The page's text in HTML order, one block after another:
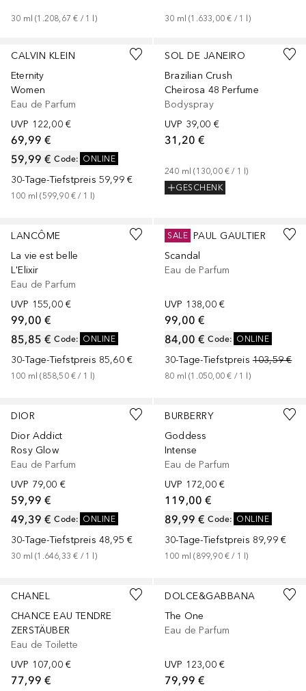
30 ml (1.208,67 € / 1 l) 30 ml (1.633,00 € / 1 l)
CALVIN KLEIN
Eternity
Women
Eau de Parfum
UVP 122,00 €
69,99 €
Code: ONLINE
59,99 €
30-Tage-Tiefstpreis 59,99 €
100 ml (599,90 € / 1 l)
2Größen
SOL DE JANEIRO
Brazilian Crush
Cheirosa 48 Perfume
Bodyspray
UVP 39,00 €
31,20 €
240 ml (130,00 € / 1 l)
GESCHENK
1Größe
LANCÔME
La vie est belle
L'Elixir
Eau de Parfum
UVP 155,00 €
99,00 €
Code: ONLINE
85,85 €
30-Tage-Tiefstpreis 85,60 €
100 ml (858,50 € / 1 l)
Größen
JEAN PAUL GAULTIER
Scandal
Eau de Parfum
UVP 138,00 €
99,00 €
Code: ONLINE
84,00 €
30-Tage-Tiefstpreis 103,59 €
80 ml (1.050,00 € / 1 l)
SALE
DIOR
Dior Addict
Rosy Glow
Eau de Parfum
UVP 79,00 €
59,99 €
Code: ONLINE
49,39 €
30-Tage-Tiefstpreis 48,95 €
30 ml (1.646,33 € / 1 l)
Größen
BURBERRY
Goddess
Intense
Eau de Parfum
UVP 172,00 €
119,00 €
Code: ONLINE
89,99 €
30-Tage-Tiefstpreis 89,99 €
100 ml (899,90 € / 1 l)
Größen
CHANEL
CHANCE EAU TENDRE
ZERSTÄUBER
Eau de Toilette
UVP 107,00 €
77,99 €
Größen
DOLCE&GABBANA
The One
Eau de Parfum
UVP 123,00 €
79,99 €
Größen